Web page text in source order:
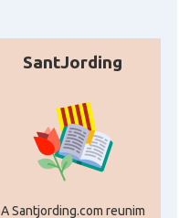
SantJording
A Santjording.com reunim